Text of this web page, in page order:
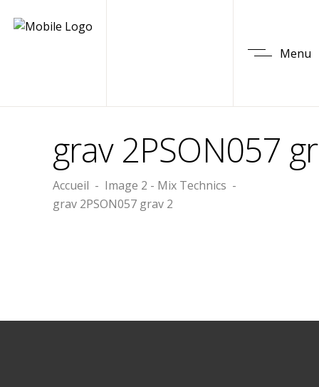
Menu
grav 2PSON057
Accueil - Image 2 - Mix Technics -
grav 2PSON057 grav 2